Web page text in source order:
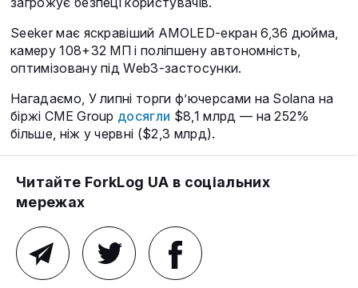
Seeker має яскравіший AMOLED-екран 6,36 дюйма,
камеру 108+32 МП і поліпшену автономність,
оптимізовану під Web3-застосунки.
Нагадаємо, У липні торги фʼючерсами на Solana на
біржі CME Group досягли $8,1 млрд — на 252%
більше, ніж у червні ($2,3 млрд).
Читайте ForkLog UA в соціальних
мережах